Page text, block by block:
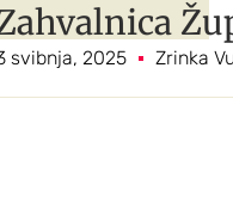
svibnja, 2025 Zrinka